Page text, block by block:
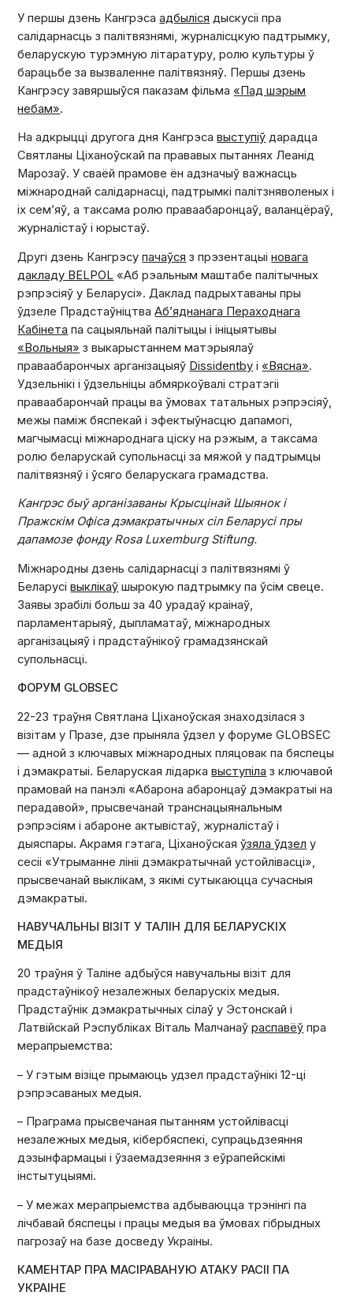
У першы дзень Кангрэсаадбыліся дыскусіі пра
салідарнасць з палітвязнямі, журналісцкую падтрымку,
беларускую турэмную літаратуру, ролю культуры ў
барацьбе за вызваленне палітвязняў. Першы дзень
Кангрэсу завяршыўся паказам фільма «Пад шэрым
небам».
На адкрыцці другога дня Кангрэсавыступіў дарадца
Святланы Ціханоўскай па прававых пытаннях Леанід
Марозаў. У сваёй прамове ён адзначыў важнасць
міжнароднай салідарнасці, падтрымкі палітзняволеных і
іх сем’яў, а таксама ролю праваабаронцаў, валанцёраў,
журналістаў і юрыстаў.
Другі дзень Кангрэсупачаўся з прэзентацыіновага
дакладу BELPOL «Аб рэальным маштабе палітычных
рэпрэсіяў у Беларусі». Даклад падрыхтаваны пры
ўдзеле ПрадстаўніцтваАб’яднанага Пераходнага
Кабінета па сацыяльнай палітыцы і ініцыятывы
«Вольныя» з выкарыстаннем матэрыялаў
праваабарончых арганізацыяў Dissidentby і «Вясна».
Удзельнікі і ўдзельніцы абмяркоўвалі стратэгіі
праваабарончай працы ва ўмовах татальных рэпрэсіяў,
межы паміж бяспекай і эфектыўнасцю дапамогі,
магчымасці міжнароднага ціску на рэжым, а таксама
ролю беларускай супольнасці за мяжой у падтрымцы
палітвязняў і ўсяго беларускага грамадства.
Кангрэс быў арганізаваны Крысцінай Шыянок і
Пражскім Офіса дэмакратычных сіл Беларусі пры
дапамозе фонду Rosa Luxemburg Stiftung.
Міжнародны дзень салідарнасці з палітвязнямі ў
Беларусівыклікаў шырокую падтрымку па ўсім свеце.
Заявы зрабілі больш за 40 урадаў краінаў,
парламентарыяў, дыпламатаў, міжнародных
арганізацыяў і прадстаўнікоў грамадзянскай
супольнасці.
ФОРУМ GLOBSEC
22-23 траўня Святлана Ціханоўская знаходзілася з
візітам у Празе, дзе прыняла ўдзел у форуме GLOBSEC
— адной з ключавых міжнародных пляцовак па бяспецы
і дэмакратыі. Беларуская лідаркавыступіла з ключавой
прамовай на панэлі «Абарона абаронцаў дэмакратыі на
перадавой», прысвечанай транснацыянальным
рэпрэсіям і абароне актывістаў, журналістаў і
дыяспары. Акрамя гэтага, Ціханоўскаяўзяла ўдзел у
сесіі «Утрыманне лініі дэмакратычнай устойлівасці»,
прысвечанай выклікам, з якімі сутыкаюцца сучасныя
дэмакратыі.
НАВУЧАЛЬНЫ ВІЗІТ У ТАЛІН ДЛЯ БЕЛАРУСКІХ
МЕДЫЯ
20 траўня ў Таліне адбыўся навучальны візіт для
прадстаўнікоў незалежных беларускіх медыя.
Прадстаўнік дэмакратычных сілаў у Эстонскай і
Латвійскай Рэспубліках Віталь Малчанаўраспавёў пра
мерапрыемства:
– У гэтым візіце прымаюць удзел прадстаўнікі 12-ці
рэпрэсаваных медыя.
– Праграма прысвечаная пытанням устойлівасці
незалежных медыя, кібербяспекі, супрацьдзеяння
дэзынфармацыі і ўзаемадзеяння з еўрапейскімі
інстытуцыямі.
– У межах мерапрыемства адбываюцца трэнінгі па
лічбавай бяспецы і працы медыя ва ўмовах гібрыдных
пагрозаў на базе досведу Украіны.
КАМЕНТАР ПРА МАСІРАВАНУЮ АТАКУ РАСІІ ПА
УКРАІНЕ